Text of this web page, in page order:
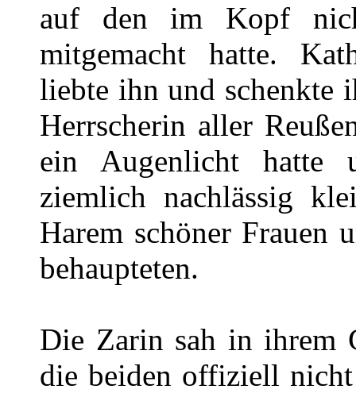
auf den im Kopf
mitgemacht hatte.
liebte ihn und schenkte
Herrscherin aller
ein Augenlicht hatte
ziemlich nachlässig
Harem schöner Frauen
behaupteten.
Die Zarin sah in ihrem
die beiden offiziell